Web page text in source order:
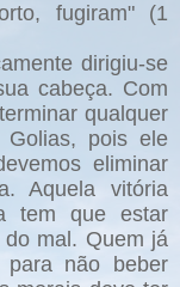
fugiram" (1
dirigiu-se
cabeça. Com
qualquer
Golias, pois ele
eliminar
Aquela vitória
tem que estar
mal. Quem já
não beber